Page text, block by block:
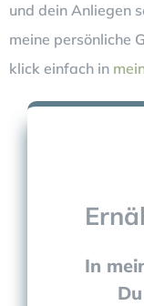
und dein Anliegen
meine persönliche
klick einfach in
In